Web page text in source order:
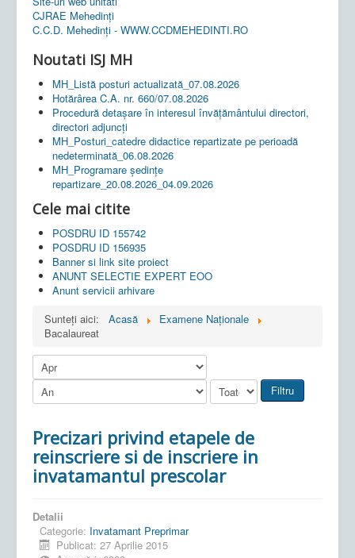
CJRAE Mehedinți
C.C.D. Mehedinţi - WWW.CCDMEHEDINTI.RO
Noutati ISJ MH
MH_Listă posturi actualizată_07.08.2026
Hotărârea C.A. nr. 660/07.08.2026
Procedură detașare în interesul învățământului directori,
directori adjuncți
MH_Posturi_catedre didactice repartizate pe perioadă
nedeterminată_06.08.2026
MH_Programare ședințe
repartizare_20.08.2026_04.09.2026
Cele mai citite
POSDRU ID 155742
POSDRU ID 156935
Banner si link site proiect
ANUNT SELECTIE EXPERT EOO
Anunt servicii arhivare
Sunteți aici:
Acasă
Examene Naționale
Bacalaureat
Filtru
Precizari privind etapele de
reinscriere si de inscriere in
invatamantul prescolar
Detalii
Categorie: Invatamant Preprimar
Publicat: 27 Aprilie 2015